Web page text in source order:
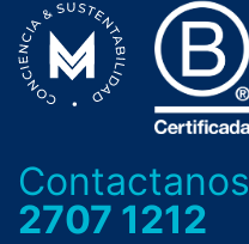
Contactanos
2707 1212